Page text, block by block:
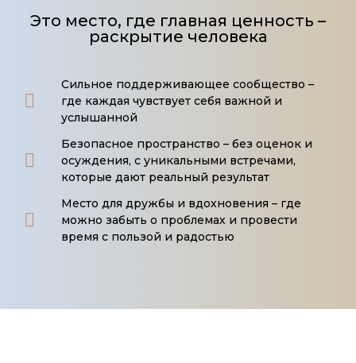
Это место, где главная ценность –
раскрытие человека
Сильное поддерживающее сообщество –
где каждая чувствует себя важной и
услышанной
Безопасное пространство – без оценок и
осуждения, с уникальными встречами,
которые дают реальный результат
Место для дружбы и вдохновения – где
можно забыть о проблемах и провести
время с пользой и радостью